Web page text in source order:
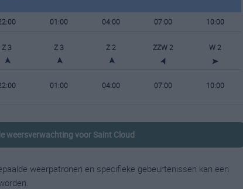
01:00 04:00 07:00 10:00
Z 3 Z 3 Z 2 ZZW 2 W 2
01:00 04:00 07:00 10:00
weersverwachting voor Saint Cloud
weerpatronen en specifieke gebeurtenissen kan een